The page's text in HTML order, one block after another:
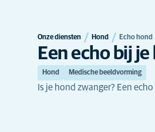
Onze diensten Hond Echo hond
Een echo bij je
Hond Medische beeldvorming
Is je hond zwanger? Een